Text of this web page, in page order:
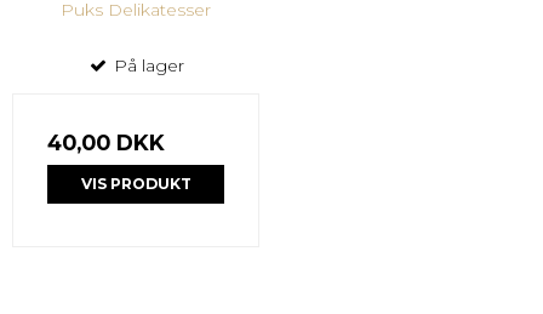
Puks Delikatesser
På lager
40,00 DKK
VIS PRODUKT